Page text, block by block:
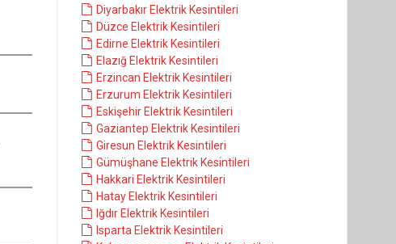
Diyarbakır Elektrik Kesintileri
Düzce Elektrik Kesintileri
Edirne Elektrik Kesintileri
Elazığ Elektrik Kesintileri
Erzincan Elektrik Kesintileri
Erzurum Elektrik Kesintileri
Eskişehir Elektrik Kesintileri
Gaziantep Elektrik Kesintileri
Giresun Elektrik Kesintileri
Gümüşhane Elektrik Kesintileri
Hakkari Elektrik Kesintileri
Hatay Elektrik Kesintileri
Iğdır Elektrik Kesintileri
Isparta Elektrik Kesintileri